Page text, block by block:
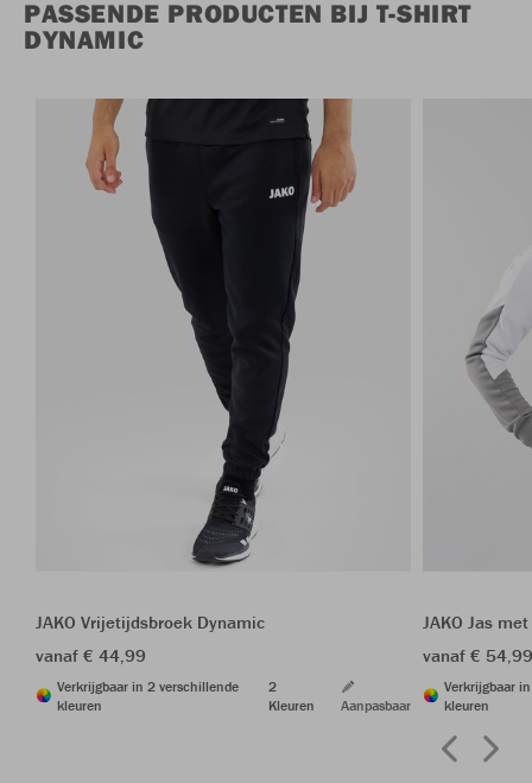
PASSENDE PRODUCTEN BIJ T-SHIRT
DYNAMIC
JAKO Vrijetijdsbroek Dynamic
vanaf € 44,99
Verkrijgbaar in 2 verschillende
kleuren
2
Kleuren
Aanpasbaar
JAKO Jas
vanaf €
Verkrijgbaar
kleuren